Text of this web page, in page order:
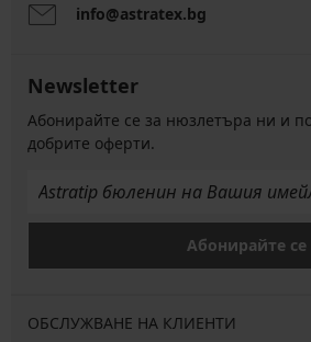
info@astratex.bg
Newsletter
Абонирайте се за нюзлетъра ни и
добрите оферти.
Абонирайте се
ОБСЛУЖВАНЕ НА КЛИЕНТИ